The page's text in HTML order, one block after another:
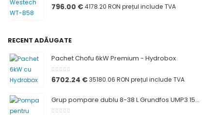
0out of 5
796.00 €4178.20 RON prețul include TVA
RECENT ADĂUGATE
Pachet Chofu 6kW Premium - Hydrobox
0out of 5
6702.24 €35180.06 RON prețul include TVA
Grup pompare dublu 8-38 L Grundfos UMP3 15-145